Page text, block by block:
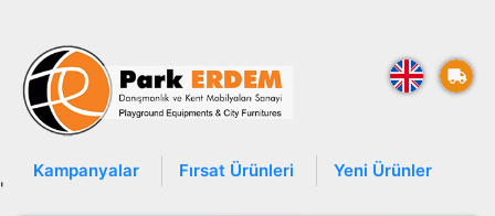
Kampanyalar Fırsat Ürünleri Yeni Ürünler
'